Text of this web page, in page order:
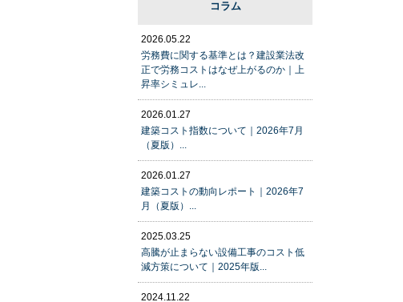
コラム
2026.05.22
労務費に関する基準とは？建設業法改
正で労務コストはなぜ上がるのか｜上
昇率シミュレ...
2026.01.27
建築コスト指数について｜2026年7月
（夏版）...
2026.01.27
建築コストの動向レポート｜2026年7
月（夏版）...
2025.03.25
高騰が止まらない設備工事のコスト低
減方策について｜2025年版...
2024.11.22